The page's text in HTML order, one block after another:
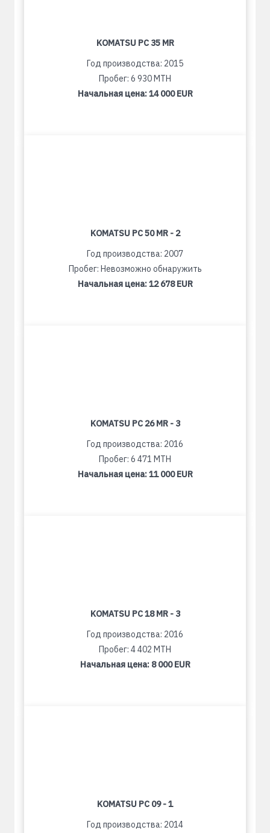
KOMATSU PC 35 MR
Год производства: 2015
Пробег: 6 930 MTH
Начальная цена:14 000 EUR
KOMATSU PC 50 MR - 2
Год производства: 2007
Пробег: Невозможно обнаружить
Начальная цена:12 678 EUR
KOMATSU PC 26 MR - 3
Год производства: 2016
Пробег: 6 471 MTH
Начальная цена:11 000 EUR
KOMATSU PC 18 MR - 3
Год производства: 2016
Пробег: 4 402 MTH
Начальная цена: 8 000 EUR
KOMATSU PC 09 - 1
Год производства: 2014